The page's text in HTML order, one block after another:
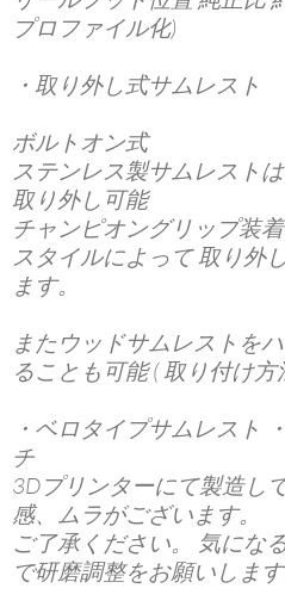
プロファイル化)
・取り外し式サムレスト
ボルトオン式
ステンレス製サムレストは
取り外し可能
チャンピオングリップ装
スタイルによって 取り外
ます。
またウッドサムレストを
ることも可能 ( 取り付け
・ベロタイプサムレスト
チ
3Dプリンターにて製造し
感、ムラがございます。
ご了承ください。 気にな
で研磨調整をお願いします